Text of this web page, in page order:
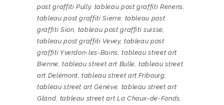
post graffiti Pully, tableau post graffiti Renens,
tableau post graffiti Sierre, tableau post
graffiti Sion, tableau post graffiti suisse,
tableau post graffiti Vevey, tableau post
graffiti Yverdon-les-Bains,tableau street art
Bienne,tableau street art Bulle,tableau street
art Delémont,tableau street art Fribourg,
tableau street art Genève, tableau street art
Gland, tableau street art La Chaux-de-Fonds,